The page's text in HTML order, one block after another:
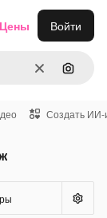
ОчиститьПоиск
Цены Войти
Создать ИИ-